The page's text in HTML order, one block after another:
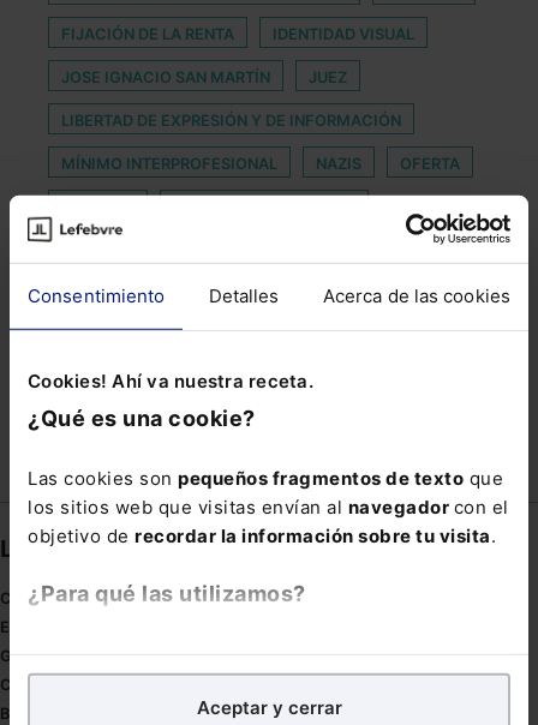
Consentimiento Detalles Acerca de las cookies
Cookies! Ahí va nuestra receta.
¿Qué es una cookie?
Las cookies son pequeños fragmentos de texto que
los sitios web que visitas envían al navegador con el
objetivo de recordar la información sobre tu visita.
¿Para qué las utilizamos?
analíticospara tratar demejorar tu experienciaen
nuestra página web. También con fines publicitarios,
Aceptar y cerrar
FIJACIÓN DE LA RENTA IDENTIDAD VISUAL
JOSE IGNACIO SAN MARTÍN JUEZ
LIBERTAD DE EXPRESIÓN Y DE INFORMACIÓN
MÍNIMO INTERPROFESIONAL NAZIS OFERTA
TELÉFONO MÓVIL TRLPI
VALIDEZ CONTRACTUAL VIOLENCIA GENERO
VOZ WATSON
Links directos
Coronavirus
Estudio de salud abogacía
Gestión de despachos
Compliance
Buenas Prácticas Tributarias